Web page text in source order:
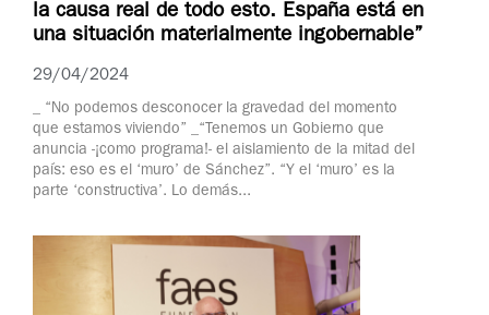
la causa real de todo esto. España está en
una situación materialmente ingobernable”
29/04/2024
_ “No podemos desconocer la gravedad del momento
que estamos viviendo” _“Tenemos un Gobierno que
anuncia -¡como programa!- el aislamiento de la mitad del
país: eso es el ‘muro’ de Sánchez”. “Y el ‘muro’ es la
parte ‘constructiva’. Lo demás...